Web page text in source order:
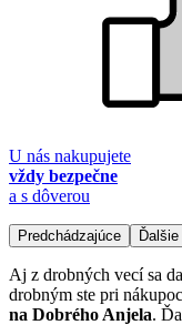
U nás nakupujete
vždy bezpečne
a s dôverou
Predchádzajúce Ďalšie
Aj z drobných vecí sa
drobným ste pri
na Dobrého Anjela.